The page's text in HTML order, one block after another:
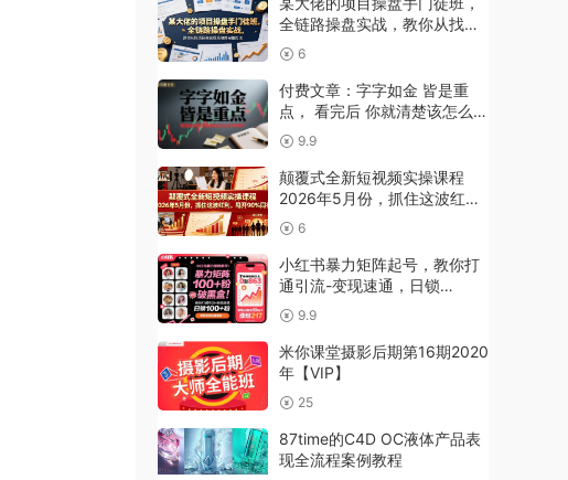
全链路操盘实战，教你从找项
目到变现落地的完整打法
6
付费文章：字字如金 皆是重
点， 看完后 你就清楚该怎么在
大A布局了
9.9
颠覆式全新短视频实操课程
2026年5月份，抓住这波红
利，甩开90%同行
6
小红书暴力矩阵起号，教你打
通引流-变现速通，日锁
100+粉，破流量黑盒
9.9
米你课堂摄影后期第16期2020
年【VIP】
25
87time的C4D OC液体产品表
现全流程案例教程